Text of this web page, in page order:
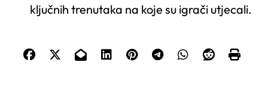
ključnih trenutaka na koje su igrači utjecali.